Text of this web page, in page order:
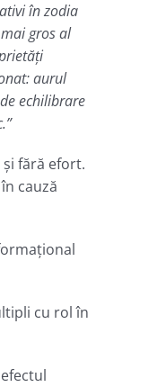
în zodia
gros al
aurul
echilibrare
fără efort.
cauză
cu rol în